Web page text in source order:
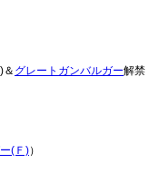
＆ グレートガンバルガー解禁
(Ｆ)）